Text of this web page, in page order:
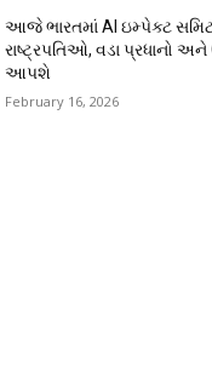
આજે ભારતમાં AI ઇમ્પેક્ટ
રાષ્ટ્રપતિઓ, વડા પ્રધાનો અને
આપશે
February 16, 2026